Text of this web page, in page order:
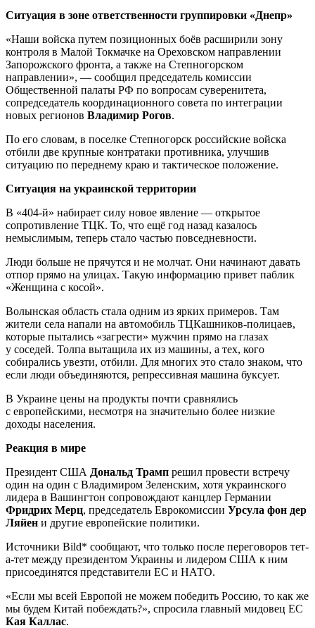
Ситуация в зоне ответственности группировки «Днепр»
«Наши войска путем позиционных боёв расширили зону
контроля в Малой Токмачке на Ореховском направлении
Запорожского фронта, а также на Степногорском
направлении», — сообщил председатель комиссии
Общественной палаты РФ по вопросам суверенитета,
сопредседатель координационного совета по интеграции
новых регионов Владимир Рогов.
По его словам, в поселке Степногорск российские войска
отбили две крупные контратаки противника, улучшив
ситуацию по переднему краю и тактическое положение.
Ситуация на украинской территории
В «404-й» набирает силу новое явление — открытое
сопротивление ТЦК. То, что ещё год назад казалось
немыслимым, теперь стало частью повседневности.
Люди больше не прячутся и не молчат. Они начинают давать
отпор прямо на улицах. Такую информацию привет паблик
«Женщина с косой».
Волынская область стала одним из ярких примеров. Там
жители села напали на автомобиль ТЦКашников-полицаев,
которые пытались «загрести» мужчин прямо на глазах
у соседей. Толпа вытащила их из машины, а тех, кого
собирались увезти, отбили. Для многих это стало знаком, что
если люди объединяются, репрессивная машина буксует.
В Украине цены на продукты почти сравнялись
с европейскими, несмотря на значительно более низкие
доходы населения.
Реакция в мире
Президент США Дональд Трамп решил провести встречу
один на один с Владимиром Зеленским, хотя украинского
лидера в Вашингтон сопровождают канцлер Германии
Фридрих Мерц, председатель Еврокомиссии Урсула фон дер
Ляйен и другие европейские политики.
Источники Bild* сообщают, что только после переговоров тет-
а-тет между президентом Украины и лидером США к ним
присоединятся представители ЕС и НАТО.
«Если мы всей Европой не можем победить Россию, то как же
мы будем Китай побеждать?», спросила главный мидовец ЕС
Кая Каллас.